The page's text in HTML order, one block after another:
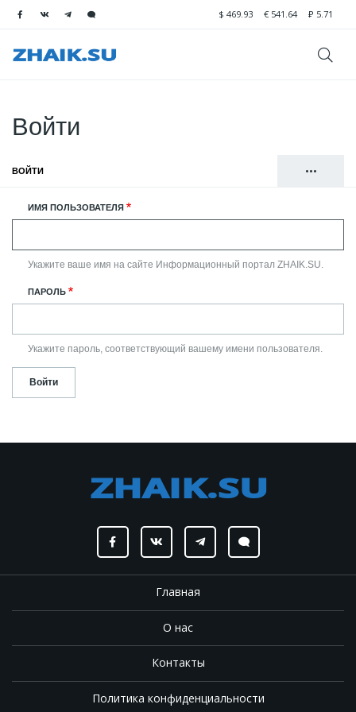
$ 469.93 € 541.64 ₽ 5.71
Войти
•••
вкладки
ВОЙТИ
РЕГИСТРАЦИЯ
ИМЯ ПОЛЬЗОВАТЕЛЯ
Укажите ваше имя на сайте Информационный портал ZHAIK.SU.
ПАРОЛЬ
Укажите пароль, соответствующий вашему имени пользователя.
Главная
О нас
Контакты
Политика конфиденциальности